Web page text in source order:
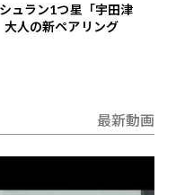
ュラン1つ星「宇田津
人の新ペアリング
最新動画